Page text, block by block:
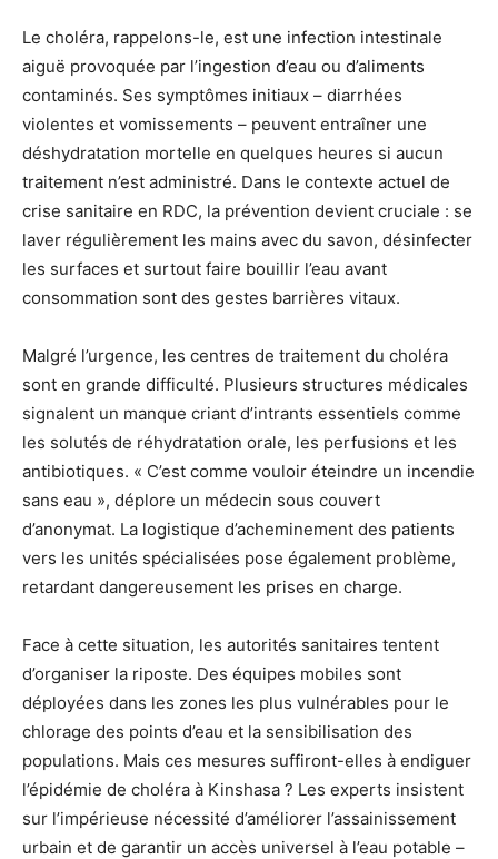
Le choléra, rappelons-le, est une infection intestinale
aiguë provoquée par l’ingestion d’eau ou d’aliments
contaminés. Ses symptômes initiaux – diarrhées
violentes et vomissements – peuvent entraîner une
déshydratation mortelle en quelques heures si aucun
traitement n’est administré. Dans le contexte actuel de
crise sanitaire en RDC, la prévention devient cruciale : se
laver régulièrement les mains avec du savon, désinfecter
les surfaces et surtout faire bouillir l’eau avant
consommation sont des gestes barrières vitaux.
Malgré l’urgence, les centres de traitement du choléra
sont en grande difficulté. Plusieurs structures médicales
signalent un manque criant d’intrants essentiels comme
les solutés de réhydratation orale, les perfusions et les
antibiotiques. « C’est comme vouloir éteindre un incendie
sans eau », déplore un médecin sous couvert
d’anonymat. La logistique d’acheminement des patients
vers les unités spécialisées pose également problème,
retardant dangereusement les prises en charge.
Face à cette situation, les autorités sanitaires tentent
d’organiser la riposte. Des équipes mobiles sont
déployées dans les zones les plus vulnérables pour le
chlorage des points d’eau et la sensibilisation des
populations. Mais ces mesures suffiront-elles à endiguer
l’épidémie de choléra à Kinshasa ? Les experts insistent
sur l’impérieuse nécessité d’améliorer l’assainissement
urbain et de garantir un accès universel à l’eau potable –